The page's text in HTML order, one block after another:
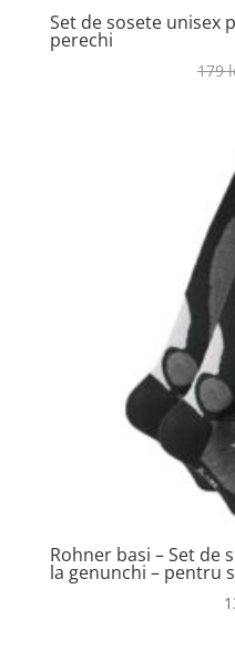
Set de sosete unisex
perechi
179
Rohner basi – Set de
la genunchi – pentru